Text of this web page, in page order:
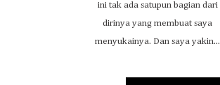
ini tak ada satupun bagian dari
dirinya yang membuat saya
menyukainya. Dan saya yakin...